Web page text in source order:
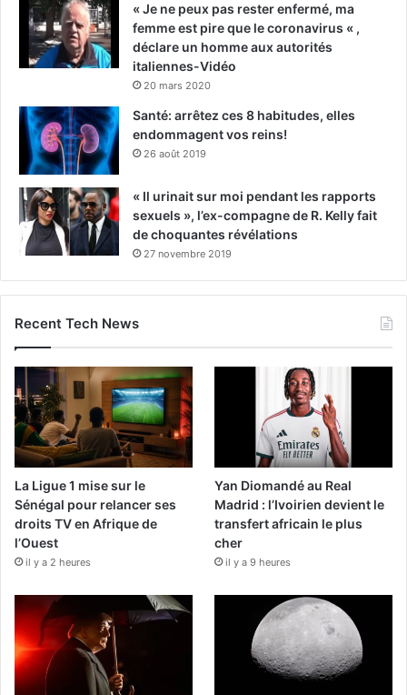
« Je ne peux pas rester enfermé, ma
femme est pire que le coronavirus « ,
déclare un homme aux autorités
italiennes-Vidéo
20 mars 2020
Santé: arrêtez ces 8 habitudes, elles
endommagent vos reins!
26 août 2019
« Il urinait sur moi pendant les rapports
sexuels », l’ex-compagne de R. Kelly fait
de choquantes révélations
27 novembre 2019
Recent Tech News
La Ligue 1 mise sur le
Sénégal pour relancer ses
droits TV en Afrique de
l’Ouest
il y a 2 heures
Yan Diomandé au Real
Madrid : l’Ivoirien devient le
transfert africain le plus
cher
il y a 9 heures